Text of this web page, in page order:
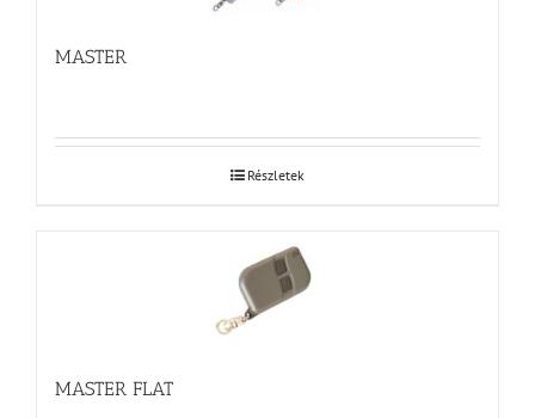
MASTER
Részletek
MASTER FLAT